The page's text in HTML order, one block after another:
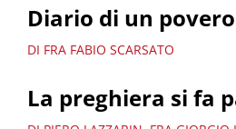
Diario di un
DI FRA FABIO SCARSATO
La preghiera si fa